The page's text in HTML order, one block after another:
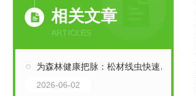
相关文章
ARTICLES
为森林健康把脉：松材线虫快速检测仪在疫区划定与防治效果评估中的关键作用
2026-06-02